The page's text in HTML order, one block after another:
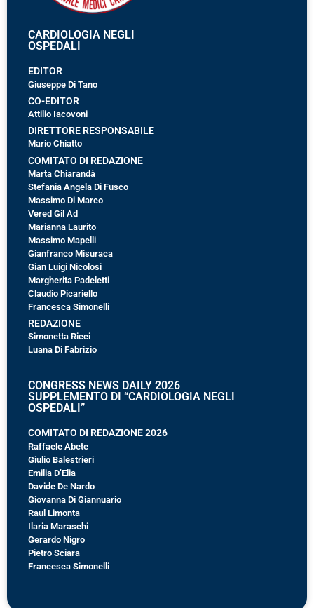
CARDIOLOGIA NEGLI
OSPEDALI
EDITOR
Giuseppe Di Tano
CO-EDITOR
Attilio Iacovoni
DIRETTORE RESPONSABILE
Mario Chiatto
COMITATO DI REDAZIONE
Marta Chiarandà
Stefania Angela Di Fusco
Massimo Di Marco
Vered Gil Ad
Marianna Laurito
Massimo Mapelli
Gianfranco Misuraca
Gian Luigi Nicolosi
Margherita Padeletti
Claudio Picariello
Francesca Simonelli
REDAZIONE
Simonetta Ricci
Luana Di Fabrizio
CONGRESS NEWS DAILY 2026
SUPPLEMENTO DI “CARDIOLOGIA NEGLI
OSPEDALI”
COMITATO DI REDAZIONE 2026
Raffaele Abete
Giulio Balestrieri
Emilia D’Elia
Davide De Nardo
Giovanna Di Giannuario
Raul Limonta
Ilaria Maraschi
Gerardo Nigro
Pietro Sciara
Francesca Simonelli